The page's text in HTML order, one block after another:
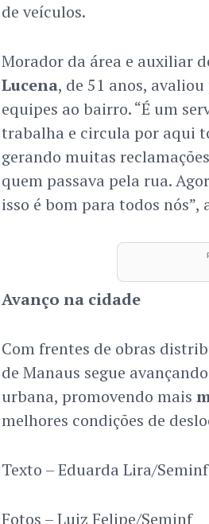
de veículos.
Morador da área e auxiliar
Lucena, de 51 anos,
equipes ao bairro. “É um
trabalha e circula por aqui
gerando muitas
quem passava pela rua.
isso é bom para todos
Avanço na cidade
Com frentes de obras
de Manaus segue
urbana, promovendo mais
melhores condições de
Texto – Eduarda Lira/Seminf
Fotos – Luiz Felipe/Seminf